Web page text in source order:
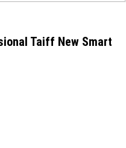
Taiff New Smart